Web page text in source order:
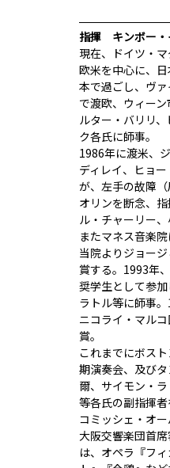
指揮 キンボー
現在、ドイツ・マ
欧米を中心に、
本で過ごし、ヴ
で渡欧、ウィー
ルター・バリリ
ク各氏に師事。
1986年に渡米、
ディレイ、ヒョ
が、左手の故障
オリンを断念、
ル・チャーリー
またマネス音楽
当院よりジョー
賞する。1993年
奨学生として参
ラトル等に師事
ニコライ・マル
賞。
これまでにボス
期演奏会、及び
爾、サイモン・
等各氏の副指揮
コミッシェ・オ
大阪交響楽団首
は、オペラ『フ